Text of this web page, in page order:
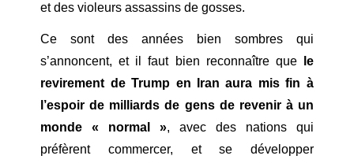
et des violeurs assassins de gosses.
Ce sont des années bien sombres qui
s’annoncent, et il faut bien reconnaître quele
revirement de Trump en Iran aura mis fin à
l’espoir de milliards de gens de revenir à un
monde « normal », avec des nations qui
préfèrent commercer, et se développer